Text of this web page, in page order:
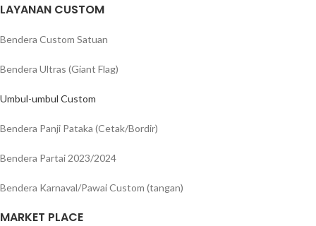
LAYANAN CUSTOM
Bendera Custom Satuan
Bendera Ultras (Giant Flag)
Umbul-umbul Custom
Bendera Panji Pataka (Cetak/Bordir)
Bendera Partai 2023/2024
Bendera Karnaval/Pawai Custom (tangan)
MARKET PLACE